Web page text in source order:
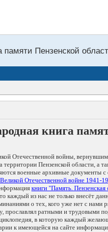
памяти Пензенской
книга
Отечественной войны,
Пензенской области, а
военные архивные документы с
Отечественной войне 1941-
книги "Память. Пензенская
каждый из нас не только внесёт
о тех, кого уже нет с нами
прославлял ратными и трудовыми
в которую каждый
к имеющейся на сайте